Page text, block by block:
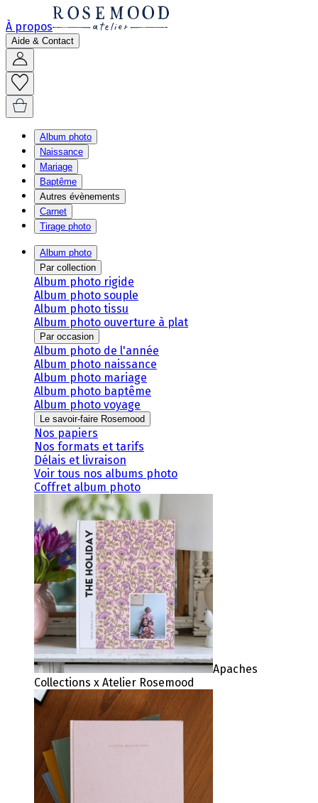
À propos
Aide & Contact
Album photo
Naissance
Mariage
Baptême
Autres évènements
Carnet
Tirage photo
Album photo
Par collection
Album photo rigide
Album photo souple
Album photo tissu
Album photo ouverture à plat
Par occasion
Album photo de l'année
Album photo naissance
Album photo mariage
Album photo baptême
Album photo voyage
Le savoir-faire Rosemood
Nos papiers
Nos formats et tarifs
Délais et livraison
Voir tous nos albums photo
Coffret album photo
Apaches
Collections x Atelier Rosemood